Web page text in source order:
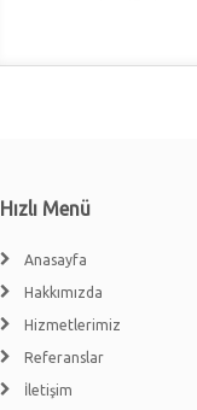
Hızlı Menü
Anasayfa
Hakkımızda
Hizmetlerimiz
Referanslar
İletişim